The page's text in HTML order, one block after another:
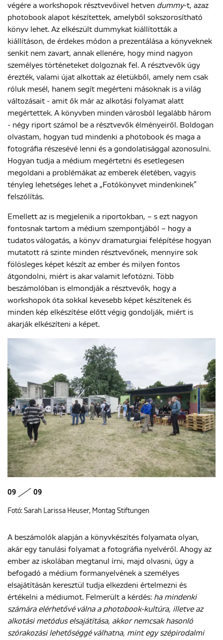
végére a workshopok résztvevőivel hetven dummy-t, azaz
photobook alapot készítettek, amelyből sokszorosítható
könyv lehet. Az elkészült dummykat kiállították a
kiállításon, de érdekes módon a prezentálása a könyveknek
senkit nem zavart, annak ellenére, hogy mind nagyon
személyes történeteket dolgoznak fel. A résztvevők úgy
érezték, valami újat alkottak az életükből, amely nem csak
róluk mesél, hanem segít megérteni másoknak is a világ
változásait - amit ők már az alkotási folyamat alatt
megértettek. A könyvben minden városból legalább három
- négy riport számol be a résztvevők élményeiről. Boldogan
olvastam, hogyan tud mindenki a photobook és maga a
fotográfia részesévé lenni és a gondolatisággal azonosulni.
Hogyan tudja a médium megértetni és esetlegesen
megoldani a problémákat az emberek életében, vagyis
tényleg lehetséges lehet a „Fotókönyvet mindenkinek”
felszólítás.
Emellett az is megjelenik a riportokban, – s ezt nagyon
fontosnak tartom a médium szempontjából – hogy a
tudatos válogatás, a könyv dramaturgiai felépítése hogyan
mutatott rá szinte minden résztvevőnek, mennyire sok
fölösleges képet készít az ember és milyen fontos
átgondolni, miért is akar valamit lefotózni. Több
beszámolóban is elmondják a résztvevők, hogy a
workshopok óta sokkal kevesebb képet készítenek és
minden kép elkészítése előtt végig gondolják, miért is
akarják elkészíteni a képet.
09 09
Fotó: Sarah Larissa Heuser, Montag Stiftungen
A beszámolók alapján a könyvkészítés folyamata olyan,
akár egy tanulási folyamat a fotográfia nyelvéről. Ahogy az
ember az iskolában megtanul írni, majd olvasni, úgy a
befogadó a médium formanyelvének a személyes
elsajátításán keresztül tudja elkezdeni értelmezni és
értékelni a médiumot. Felmerült a kérdés: ha mindenki
számára elérhetővé válna a photobook-kultúra, illetve az
alkotási metódus elsajátítása, akkor nemcsak hasonló
szórakozási lehetőséggé válhatna, mint egy szépirodalmi